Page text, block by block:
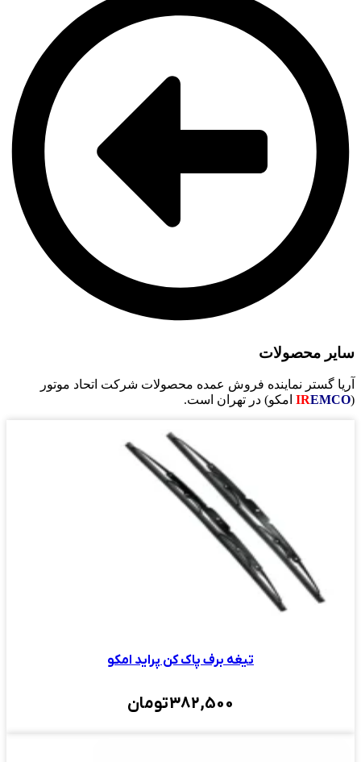
سایر محصولات
آریا گستر نماینده فروش عمده محصولات شرکت اتحاد موتور
(
IREMCO امکو) در تهران است.
تیغه برف پاک کن پراید امکو
382,500تومان